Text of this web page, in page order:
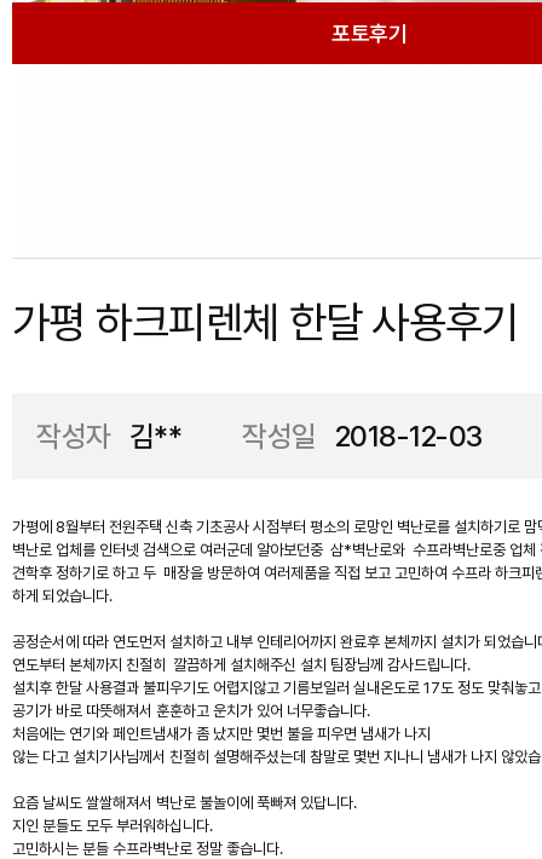
포토후기
가평 하크피렌체 한달 사용후기
작성자 김** 작성일 2018-12-03
가평에 8월부터 전원주택 신축 기초공사 시점부터 평소의 로망인 벽난로를 설치하기로 맘
벽난로 업체를 인터넷 검색으로 여러군데 알아보던중 삼*벽난로와 수프라벽난로중 업체
견학후 정하기로 하고 두 매장을 방문하여 여러제품을 직접 보고 고민하여 수프라 하크
하게 되었습니다.
공정순서에 따라 연도먼저 설치하고 내부 인테리어까지 완료후 본체까지 설치가 되었습니
연도부터 본체까지 친절히 깔끔하게 설치해주신 설치 팀장님께 감사드립니다.
설치후 한달 사용결과 불피우기도 어렵지않고 기름보일러 실내온도로 17도 정도 맞춰놓
공기가 바로 따뜻해져서 훈훈하고 운치가 있어 너무좋습니다.
처음에는 연기와 페인트냄새가 좀 났지만 몇번 불을 피우면 냄새가 나지
않는 다고 설치기사님께서 친절히 설명해주셨는데 참말로 몇번 지나니 냄새가 나지 않았
요즘 날씨도 쌀쌀해져서 벽난로 불놀이에 푹빠져 있답니다.
지인 분들도 모두 부러워하십니다.
고민하시는 분들 수프라벽난로 정말 좋습니다.